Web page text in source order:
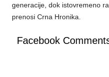
generacije, dok istovremeno
prenosi Crna Hronika.
Facebook